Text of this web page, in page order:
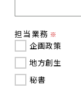
担当業務 ※
企画政策
地方創生
秘書